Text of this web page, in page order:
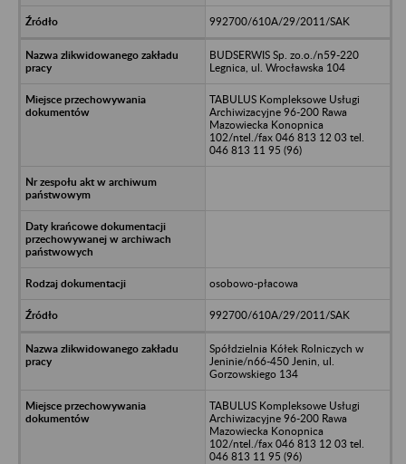
992700/610A/29/2011/SAK
BUDSERWIS Sp. zo.o./n59-220
Legnica, ul. Wrocławska 104
TABULUS Kompleksowe Usługi
Archiwizacyjne 96-200 Rawa
Mazowiecka Konopnica
102/ntel./fax 046 813 12 03 tel.
046 813 11 95 (96)
osobowo-płacowa
992700/610A/29/2011/SAK
Spółdzielnia Kółek Rolniczych w
Jeninie/n66-450 Jenin, ul.
Gorzowskiego 134
TABULUS Kompleksowe Usługi
Archiwizacyjne 96-200 Rawa
Mazowiecka Konopnica
102/ntel./fax 046 813 12 03 tel.
046 813 11 95 (96)